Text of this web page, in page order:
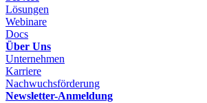
Lösungen
Webinare
Docs
Über Uns
Unternehmen
Karriere
Nachwuchsförderung
Newsletter-Anmeldung